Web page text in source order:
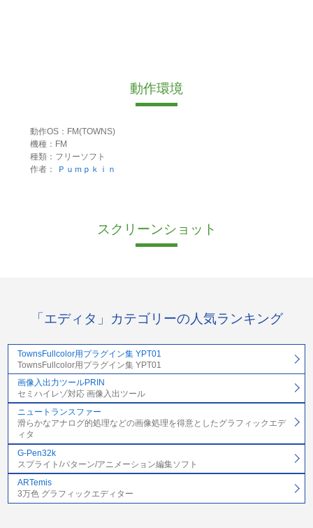
動作環境
動作OS：FM(TOWNS)
機種：FM
種類：フリーソフト
作者：
Ｐｕｍｐｋｉｎ
スクリーンショット
「エディタ」カテゴリーの人気ランキング
TownsFullcolor用プラグイン集 YPT01
TownsFullcolor用プラグイン集 YPT01
画像入出力ツールPRIN
セミハイレゾ対応 画像入出ツール
ニュートランスファー
滑らかなアナログ的処理などの画像処理を得意としたグラフィックエデ
ィタ
G-Pen32k
スプライト/パターン/アニメーション編集ソフト
ARTemis
3万色 グラフィックエディター